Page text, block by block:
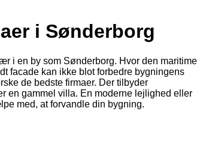
i Sønderborg
i en by som Sønderborg. Hvor den maritime
facade kan ikke blot forbedre bygningens
de bedste firmaer. Der tilbyder
en gammel villa. En moderne lejlighed eller
med, at forvandle din bygning.